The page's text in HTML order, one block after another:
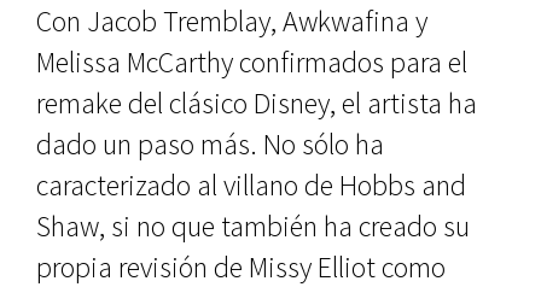
Con Jacob Tremblay, Awkwafina y
Melissa McCarthy confirmados para el
remake del clásico Disney, el artista ha
dado un paso más. No sólo ha
caracterizado al villano de Hobbs and
Shaw, si no que también ha creado su
propia revisión de Missy Elliot como